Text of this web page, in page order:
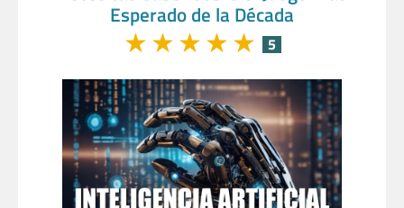
Esperado de la Década
★★★★★ 5